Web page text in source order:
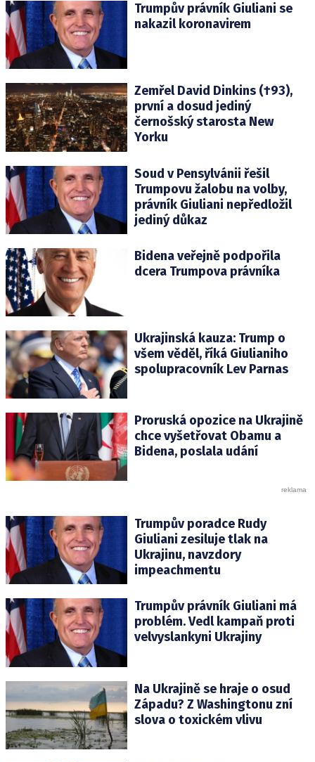
Trumpův právník Giuliani se
nakazil koronavirem
Zemřel David Dinkins (†93),
první a dosud jediný
černošský starosta New
Yorku
Soud v Pensylvánii řešil
Trumpovu žalobu na volby,
právník Giuliani nepředložil
jediný důkaz
Bidena veřejně podpořila
dcera Trumpova právníka
Ukrajinská kauza: Trump o
všem věděl, říká Giulianiho
spolupracovník Lev Parnas
Proruská opozice na Ukrajině
chce vyšetřovat Obamu a
Bidena, poslala udání
Trumpův poradce Rudy
Giuliani zesiluje tlak na
Ukrajinu, navzdory
impeachmentu
Trumpův právník Giuliani má
problém. Vedl kampaň proti
velvyslankyni Ukrajiny
Na Ukrajině se hraje o osud
Západu? Z Washingtonu zní
slova o toxickém vlivu